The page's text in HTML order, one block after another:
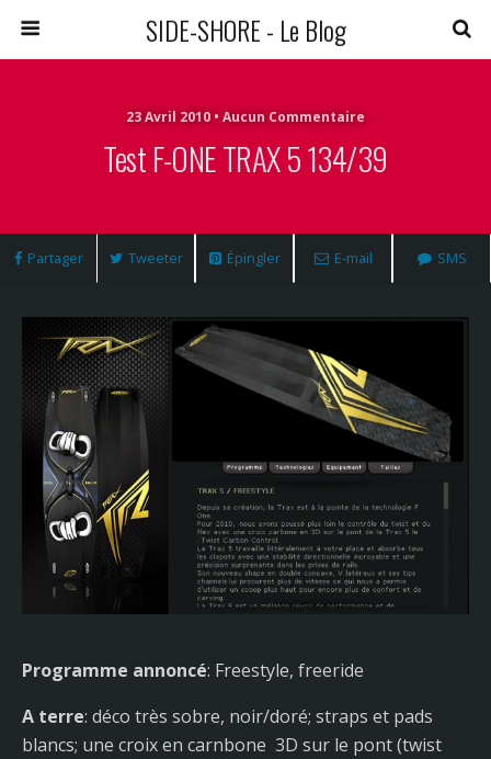
SIDE-SHORE - Le Blog
23 Avril 2010 • Aucun Commentaire
Test F-ONE TRAX 5 134/39
Partager Tweeter Épingler E-mail SMS
Programme annoncé: Freestyle, freeride
A terre: déco très sobre, noir/doré; straps et pads
blancs; une croix en carnbone 3D sur le pont (twist